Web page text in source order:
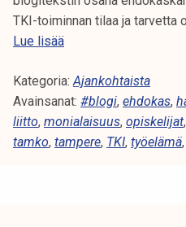
e
a
k
o
u
l
u
N
K
K
E
E
TKI-toiminnan tilaa ja tarvetta
Lue lisääT
I
-
t
o
Kategoria:Ajankohtaista
Avainsanat: #blogi, ehdokas,
liitto, monialaisuus, opiskelijat,
tamko, tampere, TKI, työelämä,